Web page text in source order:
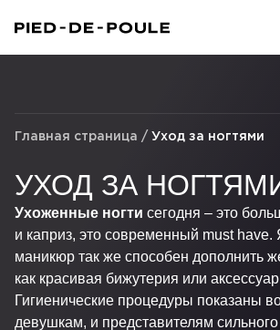
Главная страница / Уход за ногтями
УХОД ЗА
Ухоженные ногти сегодня – это
и каприз, это современный must have.
маникюр так же способен дополнить
как красивая бижутерия или
Гигиенические процедуры показаны
девушкам, и представителям